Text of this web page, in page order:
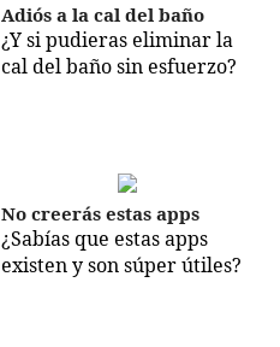
Adiós a la cal del baño
¿Y si pudieras eliminar la
cal del baño sin esfuerzo?
No creerás estas apps
¿Sabías que estas apps
existen y son súper útiles?